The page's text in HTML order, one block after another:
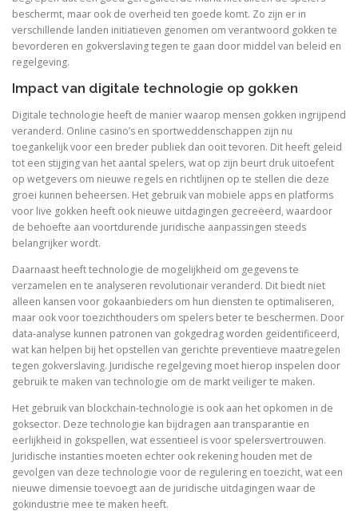
beschermt, maar ook de overheid ten goede komt. Zo zijn er in
verschillende landen initiatieven genomen om verantwoord gokken te
bevorderen en gokverslaving tegen te gaan door middel van beleid en
regelgeving.
Impact van digitale technologie op gokken
Digitale technologie heeft de manier waarop mensen gokken ingrijpend
veranderd. Online casino’s en sportweddenschappen zijn nu
toegankelijk voor een breder publiek dan ooit tevoren. Dit heeft geleid
tot een stijging van het aantal spelers, wat op zijn beurt druk uitoefent
op wetgevers om nieuwe regels en richtlijnen op te stellen die deze
groei kunnen beheersen. Het gebruik van mobiele apps en platforms
voor live gokken heeft ook nieuwe uitdagingen gecreëerd, waardoor
de behoefte aan voortdurende juridische aanpassingen steeds
belangrijker wordt.
Daarnaast heeft technologie de mogelijkheid om gegevens te
verzamelen en te analyseren revolutionair veranderd. Dit biedt niet
alleen kansen voor gokaanbieders om hun diensten te optimaliseren,
maar ook voor toezichthouders om spelers beter te beschermen. Door
data-analyse kunnen patronen van gokgedrag worden geïdentificeerd,
wat kan helpen bij het opstellen van gerichte preventieve maatregelen
tegen gokverslaving. Juridische regelgeving moet hierop inspelen door
gebruik te maken van technologie om de markt veiliger te maken.
Het gebruik van blockchain-technologie is ook aan het opkomen in de
goksector. Deze technologie kan bijdragen aan transparantie en
eerlijkheid in gokspellen, wat essentieel is voor spelersvertrouwen.
Juridische instanties moeten echter ook rekening houden met de
gevolgen van deze technologie voor de regulering en toezicht, wat een
nieuwe dimensie toevoegt aan de juridische uitdagingen waar de
gokindustrie mee te maken heeft.